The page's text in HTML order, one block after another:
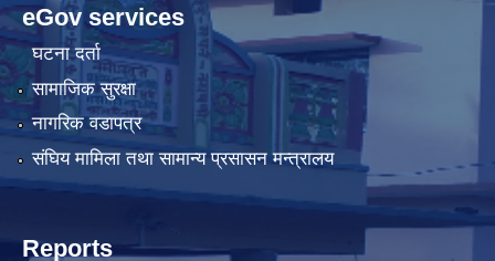
eGov services
घटना दर्ता
सामाजिक सुरक्षा
नागरिक वडापत्र
संघिय मामिला तथा सामान्य प्रसासन मन्त्रालय
Reports